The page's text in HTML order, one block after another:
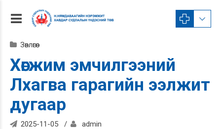
Зөвлөгөө
Хөгжим эмчилгээний
Лхагва гарагийн ээлжит
дугаар
2025-11-05 admin